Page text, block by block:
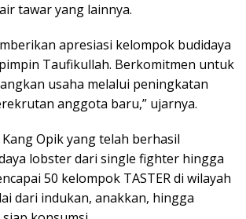
tawar yang lainnya.
apresiasi kelompok budidaya
Taufikullah. Berkomitmen untuk
usaha melalui peningkatan
anggota baru,” ujarnya.
Opik yang telah berhasil
lobster dari single fighter hingga
50 kelompok TASTER di wilayah
dari indukan, anakkan, hingga